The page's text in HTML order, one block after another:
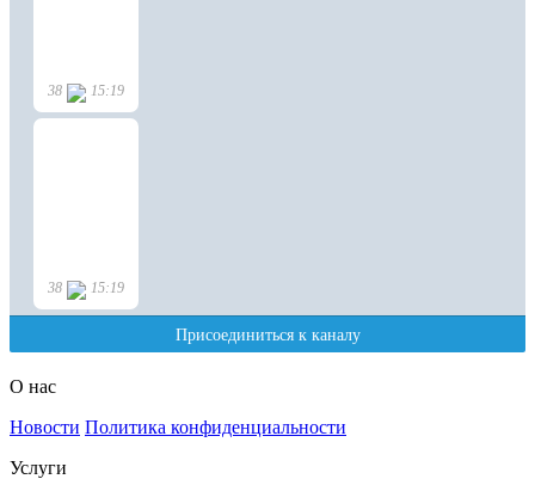
О нас
Новости Политика конфиденциальности
Услуги